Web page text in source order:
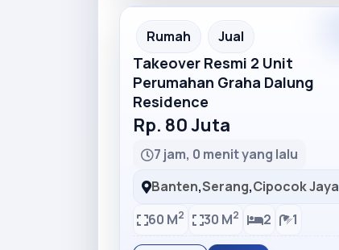
Recommended
Rumah Jual
Takeover Resmi 2 Unit
Perumahan Graha Dalung
Residence
Rp. 80 Juta
7 jam, 0 menit yang lalu
Banten,Serang,Cipocok Jaya
60 M2 30 M2 2 1